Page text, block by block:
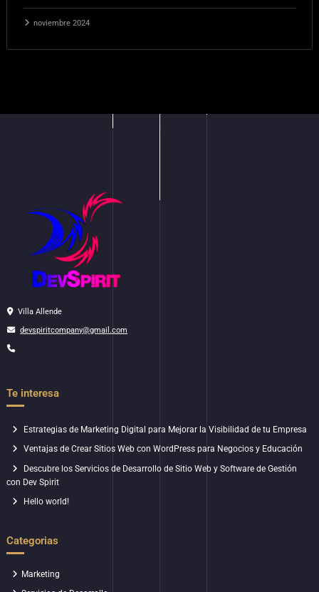
noviembre 2024
Villa Allende
devspiritcompany@gmail.com
Te interesa
Estrategias de Marketing Digital para Mejorar la Visibilidad de tu Empresa
Ventajas de Crear Sitios Web con WordPress para Negocios y Educación
Descubre los Servicios de Desarrollo de Sitio Web y Software de Gestión
con Dev Spirit
Hello world!
Categorias
Marketing